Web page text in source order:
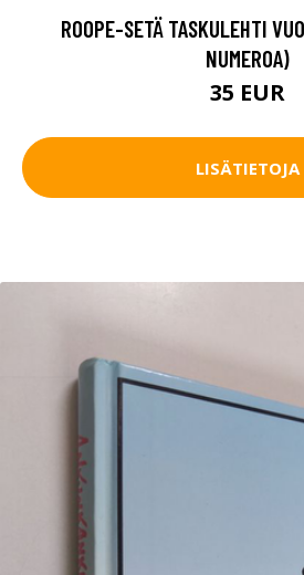
ROOPE-SETÄ TASKULEHTI
NUMEROA)
35 EUR
LISÄTIETOJA